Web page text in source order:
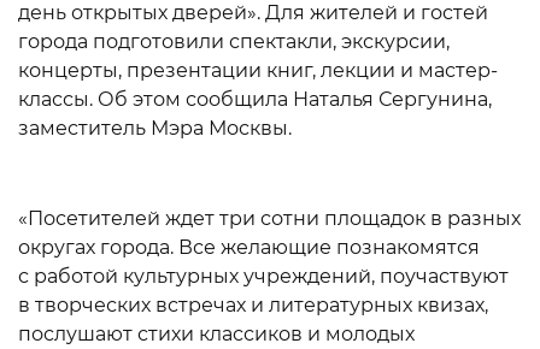
день открытых дверей». Для жителей и гостей
города подготовили спектакли, экскурсии,
концерты, презентации книг, лекции и мастер-
классы. Об этом сообщила Наталья Сергунина,
заместитель Мэра Москвы.
«Посетителей ждет три сотни площадок в разных
округах города. Все желающие познакомятся
с работой культурных учреждений, поучаствуют
в творческих встречах и литературных квизах,
послушают стихи классиков и молодых